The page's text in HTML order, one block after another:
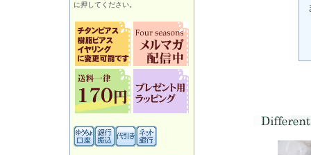
に押してください。